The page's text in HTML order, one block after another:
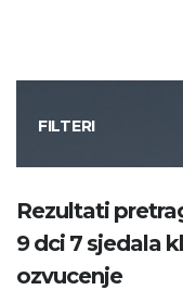
FILTERI
Kategorija
Županija
Rezultati
9 dci 7 sjedala
ozvucenje